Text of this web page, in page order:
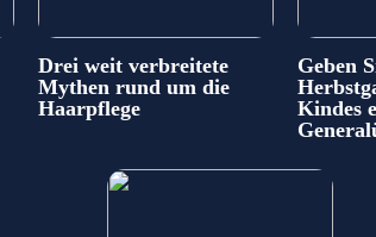
Drei weit verbreitete
Mythen rund um die
Haarpflege
Geben
Kindes